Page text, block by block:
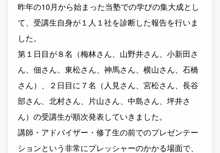
昨年の10月から始まった当塾での学びの集大成とし
て、受講生自身が１人１社を診断した報告を行いま
した。
第１日目が８名（梅林さん、山野井さん、小新田さ
ん、佃さん、東松さん、神馬さん、横山さん、石橋
さん）、２日目に７名（人見さん、宮松さん、長谷
部さん、北村さん、片山さん、中島さん、坪井さ
ん）の受講生が順次発表していきました。
講師・アドバイザー・修了生の前でのプレゼンテー
ションという非常にプレッシャーのかかる場面で、